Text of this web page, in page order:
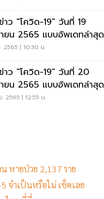
าว "โควิด-19" วันที่ 19
ยน 2565 แบบอัพเดทล่าสุด
2565 | 10:30 น.
าว "โควิด-19" วันที่ 20
ยน 2565 แบบอัพเดทล่าสุด
2565 | 12:55 น.
หายป่วย 2,137 ราย
จำเป็นหรือไม่ เช็คเลย